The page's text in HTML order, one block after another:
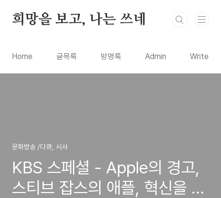
희망을 보고, 나는 쓰네
Home 글목록 방명록 Admin Write
문화방송 /다큐, 시사
KBS 스페셜 - Apple의 경고,
스티브 잡스의 애플, 혁신을 말